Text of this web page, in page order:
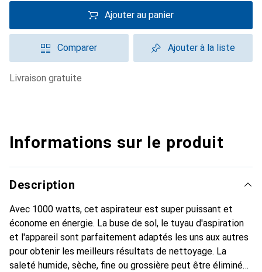
Ajouter au panier
Comparer Ajouter à la liste
livraison gratuite
Informations sur le produit
Description
Avec 1000 watts, cet aspirateur est super puissant et
économe en énergie. La buse de sol, le tuyau d'aspiration
et l'appareil sont parfaitement adaptés les uns aux autres
pour obtenir les meilleurs résultats de nettoyage. La
saleté humide, sèche, fine ou grossière peut être éliminée